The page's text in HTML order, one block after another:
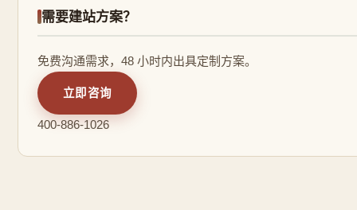
需要建站方案？
免费沟通需求，48 小时内出具定制方案。
立即咨询
400-886-1026